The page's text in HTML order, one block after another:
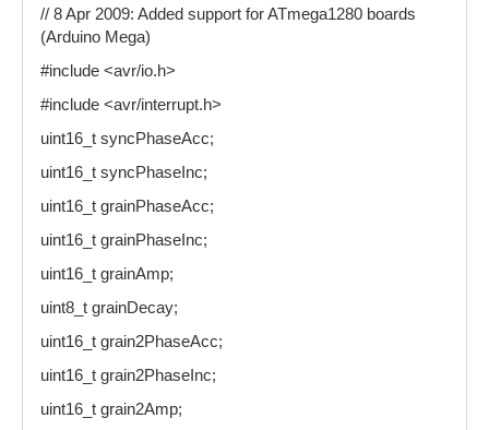
// 8 Apr 2009: Added support for ATmega1280 boards
(Arduino Mega)
#include <avr/io.h>
#include <avr/interrupt.h>
uint16_t syncPhaseAcc;
uint16_t syncPhaseInc;
uint16_t grainPhaseAcc;
uint16_t grainPhaseInc;
uint16_t grainAmp;
uint8_t grainDecay;
uint16_t grain2PhaseAcc;
uint16_t grain2PhaseInc;
uint16_t grain2Amp;